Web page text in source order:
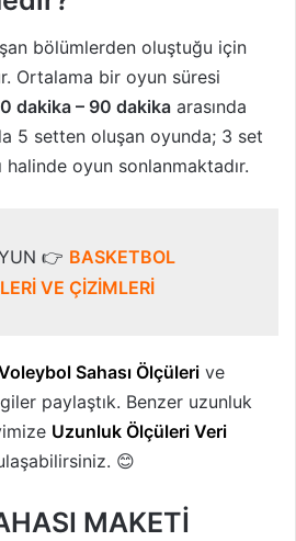
bölümlerden oluştuğu için
Ortalama bir oyun süresi
dakika – 90 dakika arasında
5 setten oluşan oyunda; 3 set
halinde oyun sonlanmaktadır.
👉 BASKETBOL
VE ÇİZİMLERİ
Sahası Ölçüleri ve
paylaştık. Benzer uzunluk
Uzunluk Ölçüleri Veri
😊
MAKETİ